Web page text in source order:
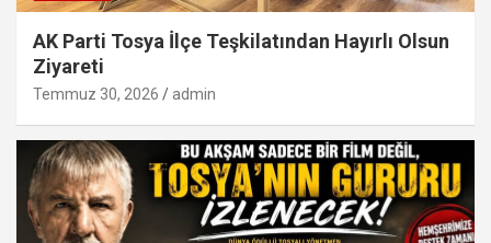
AK Parti Tosya İlçe Teşkilatından Hayırlı Olsun
Ziyareti
Temmuz 30, 2026 admin